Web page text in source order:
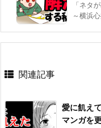
「ネタ
～横浜
関連記事
愛に飢え
マンガを